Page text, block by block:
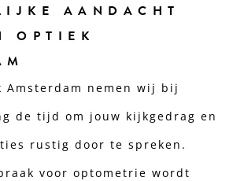
AANDACHT
OPTIEK
Amsterdam nemen wij bij
de tijd om jouw kijkgedrag en
rustig door te spreken.
voor optometrie wordt